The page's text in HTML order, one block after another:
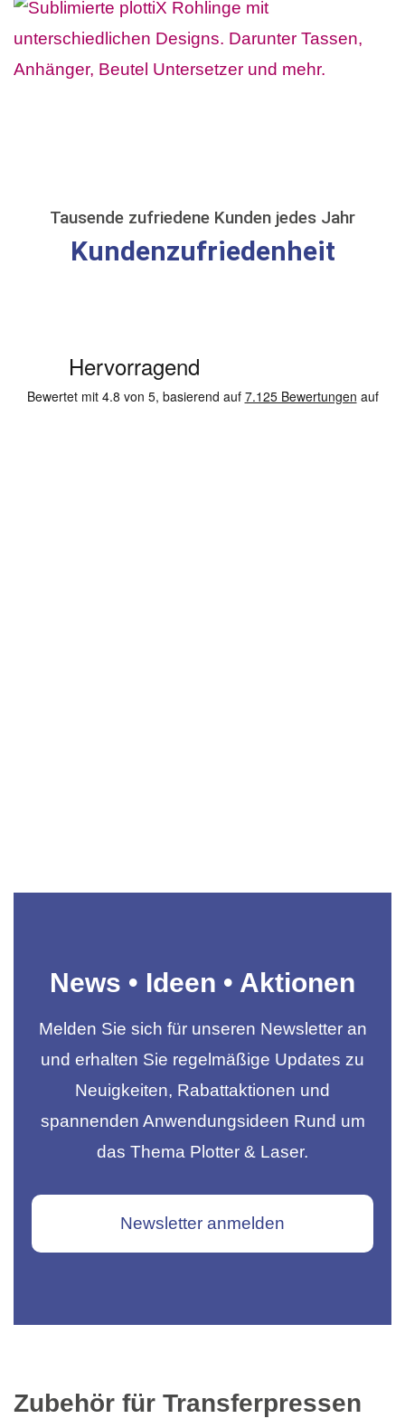
Tausende zufriedene Kunden jedes Jahr
Kundenzufriedenheit
News • Ideen • Aktionen
Melden Sie sich für unseren Newsletter an
und erhalten Sie regelmäßige Updates zu
Neuigkeiten, Rabattaktionen und
spannenden Anwendungsideen Rund um
das Thema Plotter & Laser.
Newsletter anmelden
Zubehör für Transferpressen